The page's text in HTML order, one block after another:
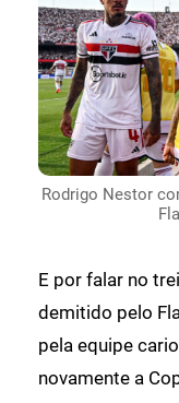
Rodrigo Nestor
E por falar no
demitido pelo
pela equipe
novamente a